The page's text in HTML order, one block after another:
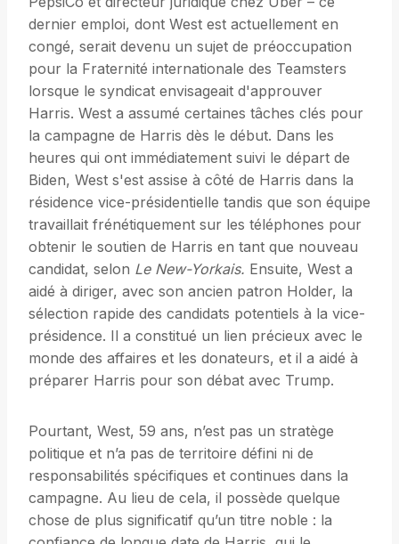
dernier emploi, dont West est actuellement en
congé, serait devenu un sujet de préoccupation
pour la Fraternité internationale des Teamsters
lorsque le syndicat envisageait d'approuver
Harris. West a assumé certaines tâches clés pour
la campagne de Harris dès le début. Dans les
heures qui ont immédiatement suivi le départ de
Biden, West s'est assise à côté de Harris dans la
résidence vice-présidentielle tandis que son équipe
travaillait frénétiquement sur les téléphones pour
obtenir le soutien de Harris en tant que nouveau
candidat, selon Le New-Yorkais. Ensuite, West a
aidé à diriger, avec son ancien patron Holder, la
sélection rapide des candidats potentiels à la vice-
présidence. Il a constitué un lien précieux avec le
monde des affaires et les donateurs, et il a aidé à
préparer Harris pour son débat avec Trump.
Pourtant, West, 59 ans, n’est pas un stratège
politique et n’a pas de territoire défini ni de
responsabilités spécifiques et continues dans la
campagne. Au lieu de cela, il possède quelque
chose de plus significatif qu’un titre noble : la